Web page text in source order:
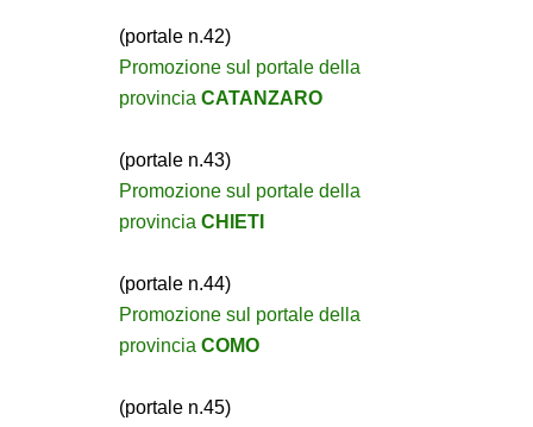
(portale n.42)
Promozione sul portale della
provincia CATANZARO
(portale n.43)
Promozione sul portale della
provincia CHIETI
(portale n.44)
Promozione sul portale della
provincia COMO
(portale n.45)